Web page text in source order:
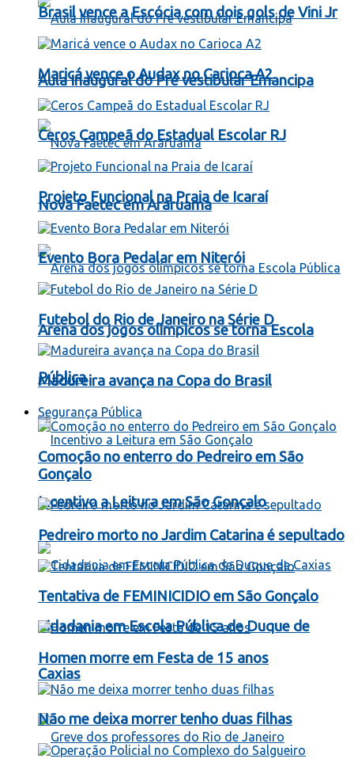
Aula Inaugural do Pré vestibular Emancipa
Nova Faetec em Araruama
Arena dos jogos olímpicos se torna Escola
Pública
Incentivo a Leitura em São Gonçalo
Cidadania em Escola Pública de Duque de
Caxias
Brasil vence a Escócia com dois gols de Vini Jr
Maricá vence o Audax no Carioca A2
Ceros Campeã do Estadual Escolar RJ
Projeto Funcional na Praia de Icaraí
Evento Bora Pedalar em Niterói
Futebol do Rio de Janeiro na Série D
Madureira avança na Copa do Brasil
Segurança Pública
Comoção no enterro do Pedreiro em São
Gonçalo
Pedreiro morto no Jardim Catarina é sepultado
Tentativa de FEMINICIDIO em São Gonçalo
Homen morre em Festa de 15 anos
Não me deixa morrer tenho duas filhas